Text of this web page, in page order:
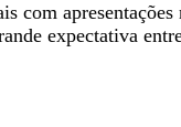
expectativa